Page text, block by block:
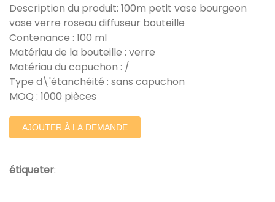
Description du produit: 100m petit vase bourgeon
vase verre roseau diffuseur bouteille
Contenance : 100 ml
Matériau de la bouteille : verre
Matériau du capuchon : /
Type d\'étanchéité : sans capuchon
MOQ : 1000 pièces
AJOUTER À LA DEMANDE
étiqueter: